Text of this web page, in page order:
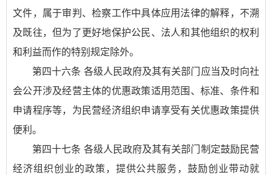
文件，属于审判、检察工作中具体应用法律的解释，不溯
及既往，但为了更好地保护公民、法人和其他组织的权利
和利益而作的特别规定除外。
第四十六条 各级人民政府及其有关部门应当及时向社
会公开涉及经营主体的优惠政策适用范围、标准、条件和
申请程序等，为民营经济组织申请享受有关优惠政策提供
便利。
第四十七条 各级人民政府及其有关部门制定鼓励民营
经济组织创业的政策，提供公共服务，鼓励创业带动就